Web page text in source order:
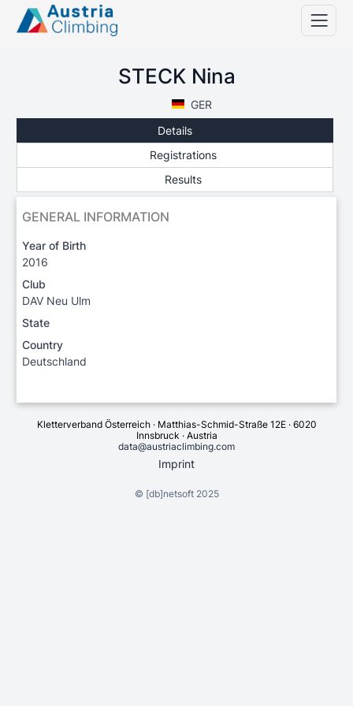
STECK Nina
GER
Details
Registrations
Results
GENERAL INFORMATION
Year of Birth
2016
Club
DAV Neu Ulm
State
Country
Deutschland
Kletterverband Österreich · Matthias-Schmid-Straße 12E · 6020
Innsbruck · Austria
data@austriaclimbing.com
Imprint
© [db]netsoft2025